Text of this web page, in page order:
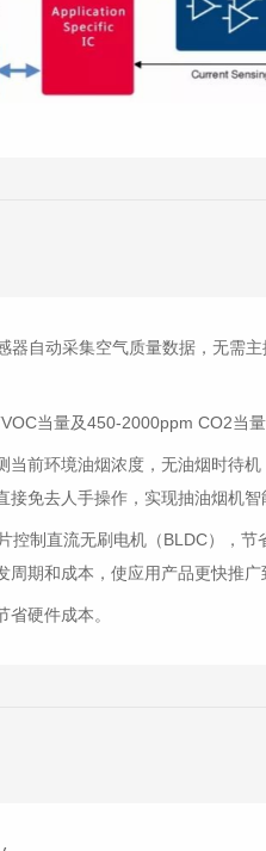
器自动采集空气质量数据，无需
当量及450-2000ppm CO2当量
当前环境油烟浓度，无油烟时待
接免去人手操作，实现抽油烟机智
控制直流无刷电机（BLDC），
周期和成本，使应用产品更快推广
硬件成本。